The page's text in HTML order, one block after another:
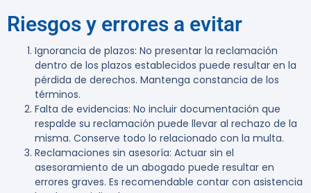
Riesgos y errores a evitar
Ignorancia de plazos: No presentar la reclamación
dentro de los plazos establecidos puede resultar en la
pérdida de derechos. Mantenga constancia de los
términos.
Falta de evidencias: No incluir documentación que
respalde su reclamación puede llevar al rechazo de la
misma. Conserve todo lo relacionado con la multa.
Reclamaciones sin asesoría: Actuar sin el
asesoramiento de un abogado puede resultar en
errores graves. Es recomendable contar con asistencia